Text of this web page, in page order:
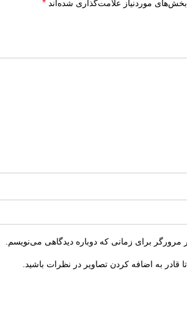
بخش‌های موردنیاز علامت‌گذاری شده‌اند *
مرورگر برای زمانی که دوباره دیدگاهی می‌نویسم.
قادر به اضافه کردن تصاویر در نظرات باشید.